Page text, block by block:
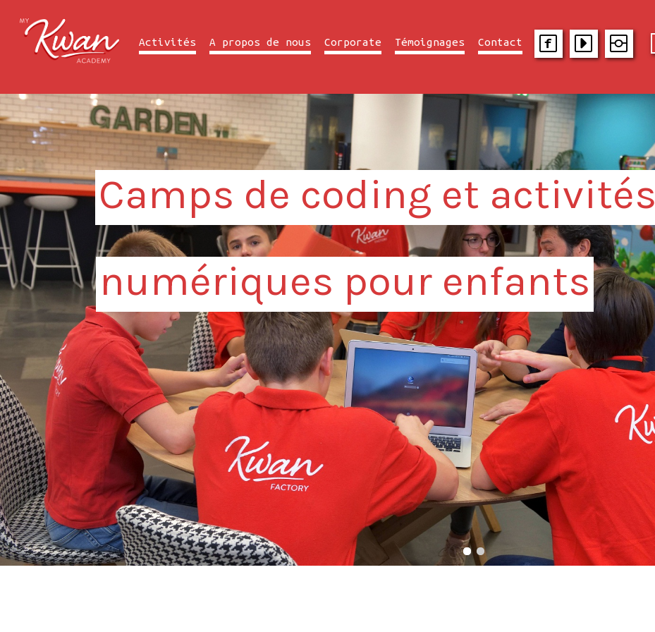
Activités A propos de nous Corporate Témoignages Contact
numériques pour enfants
Camps de coding et activités